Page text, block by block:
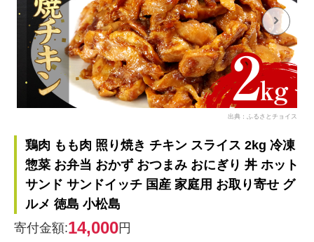
出典：ふるさとチョイス
鶏肉 もも肉 照り焼き チキン スライス 2kg 冷凍
惣菜 お弁当 おかず おつまみ おにぎり 丼 ホット
サンド サンドイッチ 国産 家庭用 お取り寄せ グ
ルメ 徳島 小松島
寄付金額:14,000円